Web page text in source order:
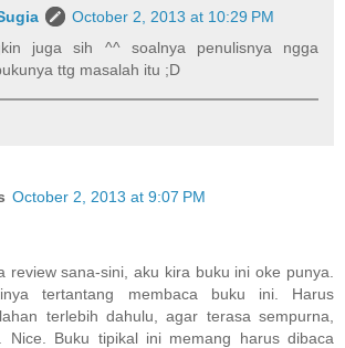
October 2, 2013 at 10:29 PM
juga sih ^^ soalnya penulisnya ngga
ttg masalah itu ;D
October 2, 2013 at 9:07 PM
review sana-sini, aku kira buku ini oke punya.
tertantang membaca buku ini. Harus
terlebih dahulu, agar terasa sempurna,
Nice. Buku tipikal ini memang harus dibaca